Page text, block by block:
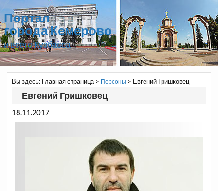
Портал
города Кемерово
и всего Кузбасса
Вы здесь: Главная страница> Персоны > Евгений Гришковец
Евгений Гришковец
18.11.2017